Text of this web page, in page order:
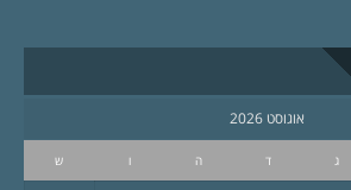
אוגוסט 2026
ג ד ה ו ש